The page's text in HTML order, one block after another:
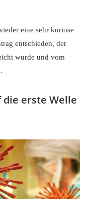
eine sehr kuriose
entschieden, der
wurde und vom
die erste Welle